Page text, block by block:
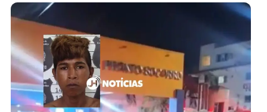
%0Ahttps://www.instagram.com/jhnoticias/"
target="_blank" rel="nofollow">